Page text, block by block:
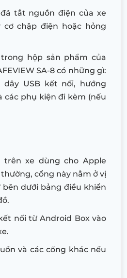
tắt nguồn điện của xe
chập điện hoặc hỏng
hộp sản phẩm của
SA-8 có những gì:
dây USB kết nối, hướng
các phụ kiện đi kèm (nếu
trên xe dùng cho Apple
thường, cổng này nằm ở vị
dưới bảng điều khiển
nối từ Android Box vào
và các cổng khác nếu